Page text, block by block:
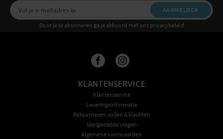
AANMELDEN
Door je te abonneren ga je akkoord met ons privacybeleid
KLANTENSERVICE
Klantenservice
Leveringsinformatie
Retourneren, ruilen & klachten
Veelgestelde vragen
Algemene voorwaarden